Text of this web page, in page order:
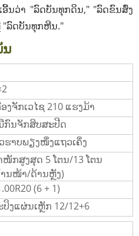
ນວ່າ "ລົດບັນທຸກດິນ," "ລົດຂົນສົ່ງ
"ລົດບັນທຸກຫີນ."
ນ
ອງຈັກເວໄຊ 210 ແຮງມ້າ
ກົນຈັກສິບສະປີດ
ຮາບພຽງໜຶ່ງແຖວເຄິ່ງ
ໜັກສູງສຸດ 5 ໂຕນ/13 ໂຕນ
ນໜ້າ/ດ້ານຫຼັງ)
(6 + 1)
ປິງແຜ່ນເຫຼັກ 12/12+6